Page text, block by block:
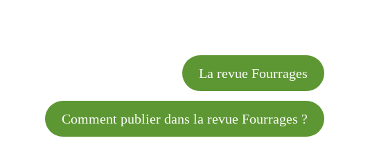
La revue Fourrages
Comment publier dans la revue Fourrages ?